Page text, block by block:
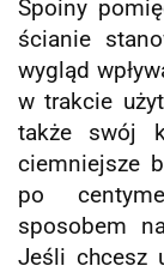
Spoiny
ścianie
wygląd
w trakcie
także swój
ciemniejsze
po
sposobem
Jeśli chcesz